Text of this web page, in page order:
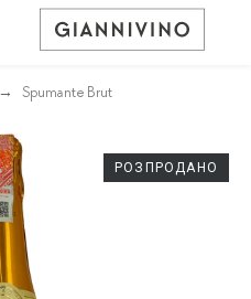
Spumante Brut
РОЗПРОДАНО